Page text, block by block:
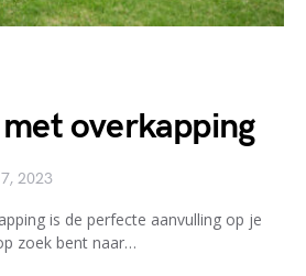
overkapping
2023
is de perfecte aanvulling op je
zoek bent naar…